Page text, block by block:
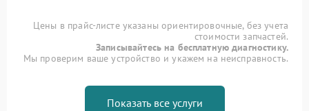
Цены в прайс-листе указаны ориентировочные, без учета
стоимости запчастей.
Записывайтесь на бесплатную диагностику.
Мы проверим ваше устройство и укажем на неисправность.
Показать все услуги